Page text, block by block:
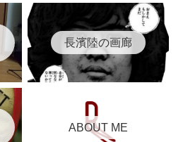
長濱陸の画廊
ABOUT ME